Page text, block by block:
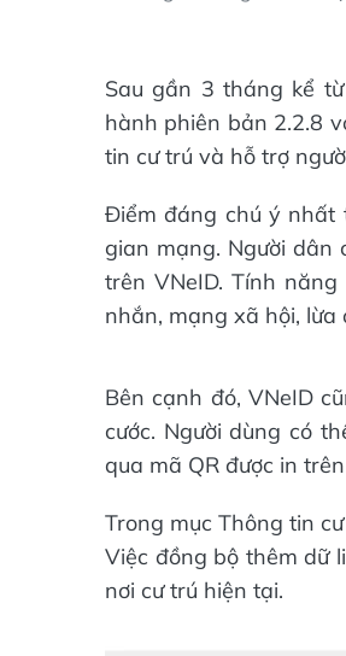
Sau gần 3 tháng kể
hành phiên bản 2.2.8
tin cư trú và hỗ trợ
Điểm đáng chú ý nhất
gian mạng. Người dân
trên VNeID. Tính
nhắn, mạng xã hội,
Bên cạnh đó, VNeID
cước. Người dùng có
qua mã QR được in
Trong mục Thông tin
Việc đồng bộ thêm dữ
nơi cư trú hiện tại.